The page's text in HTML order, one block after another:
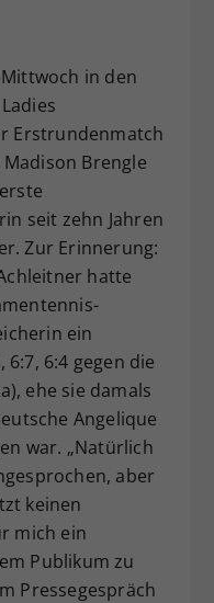
in den
Erstrundenmatch
Brengle
seit zehn Jahren
Zur Erinnerung:
hatte
ein
6:4 gegen die
ehe sie damals
Angelique
war. „Natürlich
aber
keinen
mich ein
Publikum zu
Pressegespräch
ID, für die
Ihrer
falls der
dies eingestellt